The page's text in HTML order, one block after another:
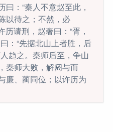
：“秦人不意赵至此，
以待之；不然，必
历请刑，赵奢曰：“胥，
：“先据北山上者胜，后
趋之。秦师后至，争山
秦师大败，解阏与而
廉、蔺同位；以许历为